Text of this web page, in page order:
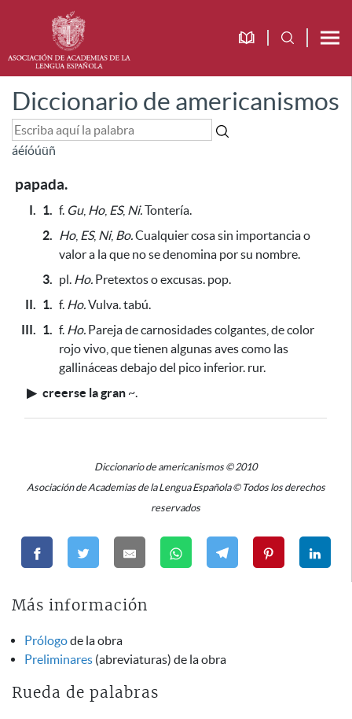
Diccionario de americanismos
áéíóúüñ
papada.
I. 1. f. Gu, Ho, ES, Ni.Tontería.
2. Ho, ES, Ni, Bo.Cualquier cosa sin importancia o
valor a la que no se denomina por su nombre.
3. pl. Ho. Pretextos o excusas. pop.
II. 1. f. Ho.Vulva. tabú.
III. 1. f. Ho. Pareja de carnosidades colgantes, de color
rojo vivo, que tienen algunas aves como las
gallináceas debajo del pico inferior. rur.
▶ creerse la gran ~.
Diccionario de americanismos © 2010
Asociación de Academias de la Lengua Española © Todos los derechos
reservados
Más información
Prólogode la obra
Preliminares (abreviaturas) de la obra
Rueda de palabras